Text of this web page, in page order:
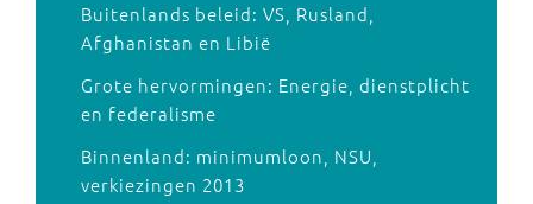
Buitenlands beleid: VS, Rusland,
Afghanistan en Libië
Grote hervormingen: Energie, dienstplicht
en federalisme
Binnenland: minimumloon, NSU,
verkiezingen 2013